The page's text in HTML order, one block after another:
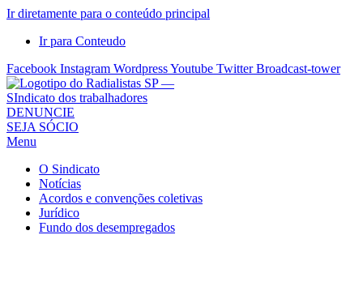
Ir diretamente para o conteúdo principal
Ir para Conteudo
Facebook Instagram WordpressYoutube Twitter Broadcast-tower
Sindicato
dos
Radialistas
São
Paulo
Sindicato
DENUNCIE
SEJA SÓCIO
Menu
O Sindicato
Notícias
Acordos e convenções coletivas
Jurídico
Fundo dos desempregados